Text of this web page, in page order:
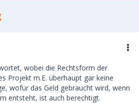
wobei die Rechtsform der
Projekt m.E. überhaupt gar keine
wofür das Geld gebraucht wird, wenn
entsteht, ist auch berechtigt.